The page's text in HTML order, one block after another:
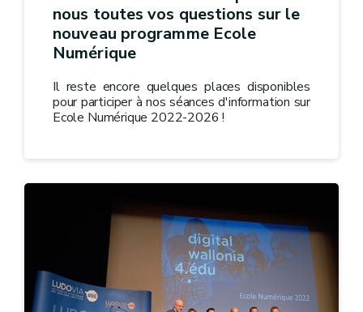
nous toutes vos questions sur le
nouveau programme Ecole
Numérique
Il reste encore quelques places disponibles
pour participer à nos séances d'information sur
Ecole Numérique 2022-2026 !